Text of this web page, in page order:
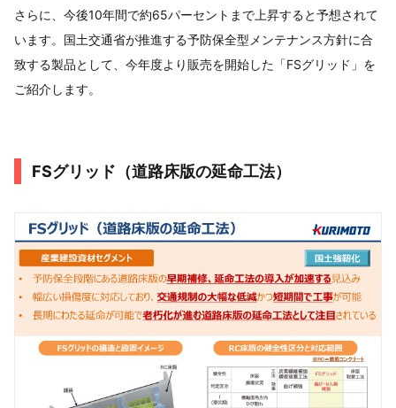
さらに、今後10年間で約65パーセントまで上昇すると予想されて
います。国土交通省が推進する予防保全型メンテナンス方針に合
致する製品として、今年度より販売を開始した「FSグリッド」を
ご紹介します。
FSグリッド（道路床版の延命工法）